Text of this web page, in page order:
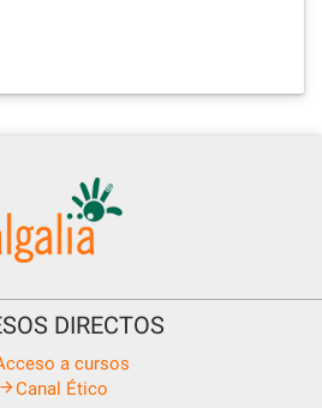
DIRECTOS
a cursos
Canal Ético